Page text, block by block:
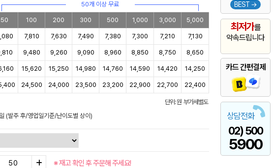
BEST →
최저가를
약속드립니다
카드 간편결제
상담전화
02) 500
5900
50개 이상 무료
50 100 200 300 500 1,000 3,000 5,000
7,810 7,630 7,490 7,380 7,300 7,210 7,130
9,480 9,260 9,090 8,960 8,850 8,750 8,650
15,620 15,250 14,980 14,760 14,590 14,420 14,250
24,500 24,000 23,500 23,200 22,900 22,700 22,400
단위: 원 부가세별도
(발주 후/영업일기준/난이도별 상이)
※ 재고 확인 후 주문해 주세요!